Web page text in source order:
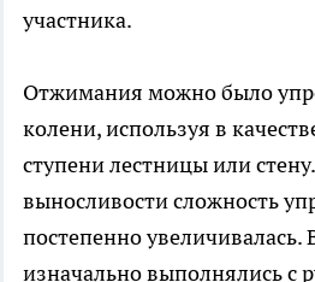
участника.
Отжимания можно было
колени, используя в
ступени лестницы или
выносливости сложность
постепенно увеличивалась.
изначально выполнялись с